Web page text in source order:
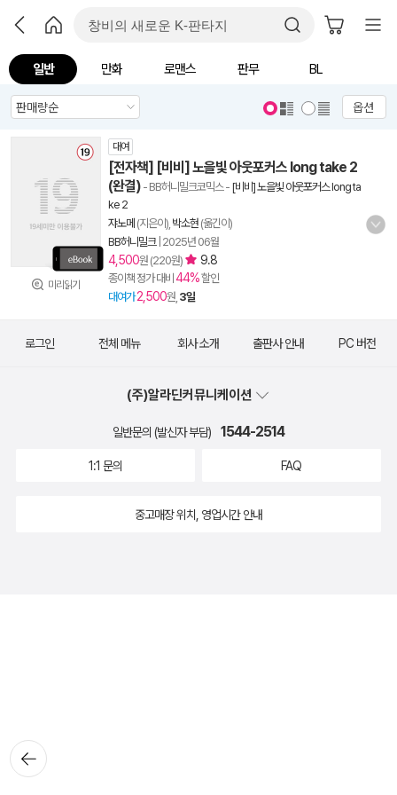
일반 만화 로맨스 판무 BL
옵션
미리읽기
대여
[전자책] [비비] 노을빛 아웃포커스 long take 2
(완결) - BB허니밀크코믹스- [비비] 노을빛 아웃포커스 long ta
ke 2
쟈노메 (지은이), 박소현 (옮긴이)
BB허니밀크| 2025년 06월
4,500원 (220원) 9.8
종이책 정가 대비 44%할인
대여가 2,500원, 3일
뒤로가
기
로그인 전체 메뉴 회사 소개 출판사 안내 PC 버전
(주)알라딘커뮤니케이션
일반문의 (발신자 부담) 1544-2514
1:1 문의 FAQ
중고매장 위치, 영업시간 안내